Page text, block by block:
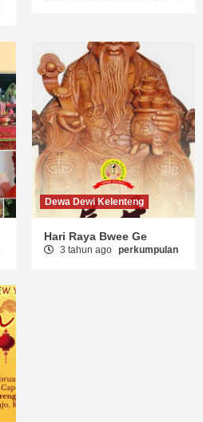
Dewa Dewi Kelenteng
Hari Raya Bwee Ge
3 tahun ago perkumpulan